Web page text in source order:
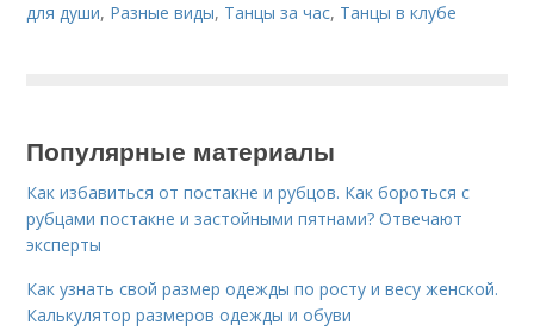
для души, Разные виды, Танцы за час, Танцы в клубе
Популярные материалы
Как избавиться от постакне и рубцов. Как бороться с
рубцами постакне и застойными пятнами? Отвечают
эксперты
Как узнать свой размер одежды по росту и весу женской.
Калькулятор размеров одежды и обуви